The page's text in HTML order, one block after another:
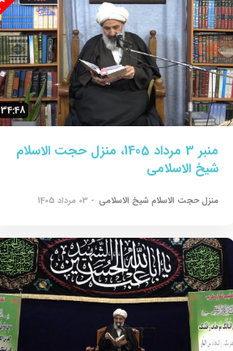
34:48
منبر 3 مرداد 1405، منزل حجت الاسلام
شیخ الاسلامی
منزل حجت الاسلام شیخ الاسلامی - 03 مرداد 1405